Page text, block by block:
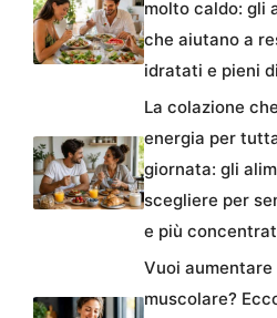
molto caldo: gli
che aiutano a
idratati e pieni
La colazione
energia per
giornata: gli
scegliere per
e più
Vuoi aumentare
muscolare?